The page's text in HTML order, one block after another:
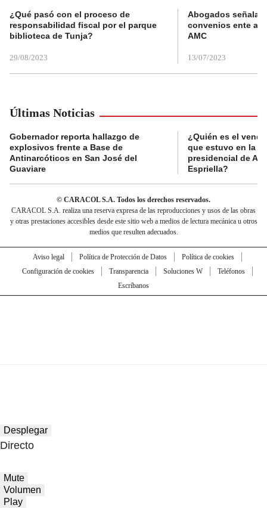
¿Qué pasó con el proceso de
responsabilidad fiscal por el parque
biblioteca de Tunja?
29/08/2023
Abogados
convenios ente
AMC
13/07/2023
Últimas Noticias
Gobernador reporta hallazgo de
explosivos frente a Base de
Antinarcóticos en San José del
Guaviare
¿Quién es el
que estuvo en la
presidencial de
Espriella?
© CARACOL S.A. Todos los derechos reservados.
CARACOL S.A. realiza una reserva expresa de las reproducciones y usos de las obras
y otras prestaciones accesibles desde este sitio web a medios de lectura mecánica u otros
medios que resulten adecuados.
Aviso legal Política de Protección de Datos
Política de cookies
Configuración de cookies
Transparencia Soluciones W
Teléfonos
Escríbanos
Desplegar
Directo
Mute
Volumen
Play